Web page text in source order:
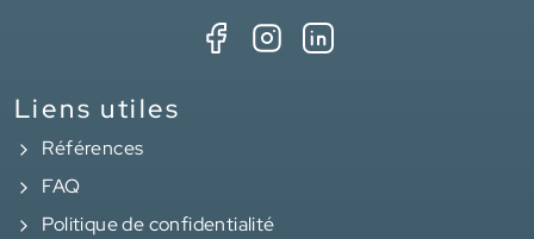
Liens utiles
Références
FAQ
Politique de confidentialité